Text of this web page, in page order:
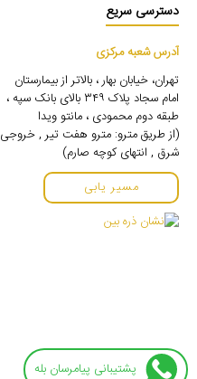
پشتیبانی پیامرسان بله
دسترسی سریع
آدرس شعبه مرکزی
تهران، خیابان بهار ، بالاتر از بیمارستان
امام سجاد پلاک ۳۴۹ بالای بانک سپه ،
طبقه دوم محمودی ، مانتو ویدا
(از طریق مترو: مترو هفت تیر , خروجی
شرق , انتهای کوچه صارم)
مسیر یابی